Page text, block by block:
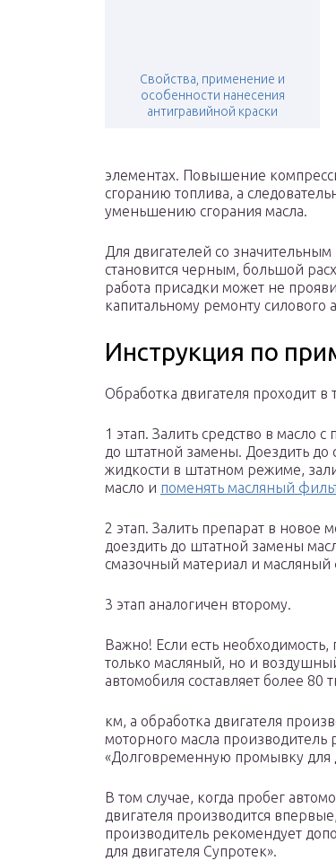
Свойства, применение и
особенности нанесения
антигравийной краски
элементах. Повышение
сгоранию топлива, а
уменьшению сгорания масла.
Для двигателей со
становится черным, большой
работа присадки может не
капитальному ремонту силового
Инструкция по
Обработка двигателя проходит в
1 этап. Залить средство в масло
до штатной замены. Доездить
жидкости в штатном режиме,
масло и поменять масляный
2 этап. Залить препарат в новое
доездить до штатной замены
смазочный материал и масляный
3 этап аналогичен второму.
Важно! Если есть
только масляный, но и
автомобиля составляет более 80
км, а обработка двигателя
моторного масла производитель
«Долговременную промывку для
В том случае, когда пробег
двигателя производится
производитель рекомендует
для двигателя Супротек».